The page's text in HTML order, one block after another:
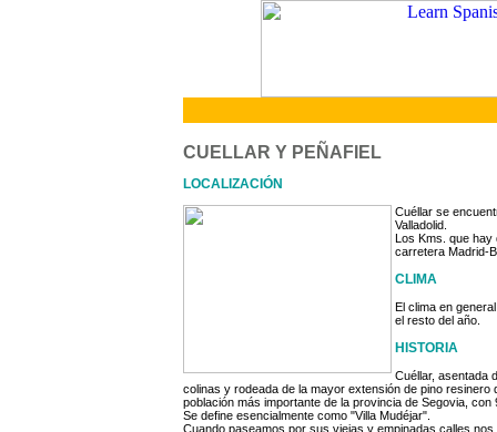
CUELLAR Y PEÑAFIEL
LOCALIZACIÓN
Cuéllar se
Valladolid.
Los Kms. que hay
carretera Madrid-
CLIMA
El clima en
el resto del año.
HISTORIA
Cuéllar, asentada
colinas y rodeada de la mayor extensión de pino resinero
población más importante de la provincia de Segovia, con
Se define esencialmente como "Villa Mudéjar".
Cuando paseamos por sus viejas y empinadas calles